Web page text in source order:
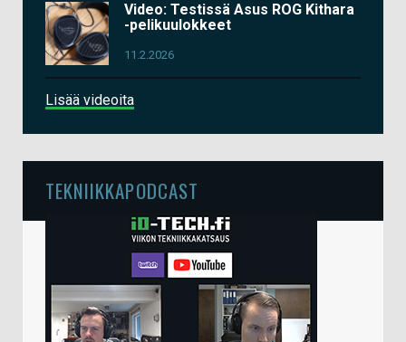
Video: Testissä Asus ROG Kithara
-pelikuulokkeet
11.2.2026
Lisää videoita
TEKNIIKKAPODCAST